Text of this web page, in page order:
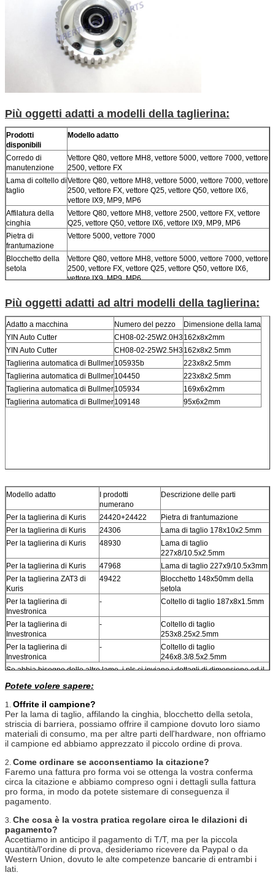
Più oggetti adatti a modelli della taglierina:
Prodotti
disponibili
Modello adatto
Corredo di
manutenzione
Vettore Q80, vettore MH8, vettore 5000, vettore 7000, vettore
2500, vettore FX
Lama di coltello di
taglio
Vettore Q80, vettore MH8, vettore 5000, vettore 7000, vettore
2500, vettore FX, vettore Q25, vettore Q50, vettore IX6,
vettore IX9, MP9, MP6
Affilatura della
cinghia
Vettore Q80, vettore MH8, vettore 2500, vettore FX, vettore
Q25, vettore Q50, vettore IX6, vettore IX9, MP9, MP6
Pietra di
frantumazione
Vettore 5000, vettore 7000
Blocchetto della
setola
Vettore Q80, vettore MH8, vettore 5000, vettore 7000, vettore
2500, vettore FX, vettore Q25, vettore Q50, vettore IX6,
vettore IX9, MP9, MP6
Più oggetti adatti ad altri modelli della taglierina:
Adatto a macchina Numero del pezzo
Dimensione della lama
YIN Auto Cutter
CH08-02-25W2.0H3162x8x2mm
YIN Auto Cutter
CH08-02-25W2.5H3162x8x2.5mm
Taglierina automatica di Bullmer105935b
223x8x2.5mm
Taglierina automatica di Bullmer104450
223x8x2.5mm
Taglierina automatica di Bullmer105934
169x6x2mm
Taglierina automatica di Bullmer109148 95x6x2mm
Modello adatto
I prodotti
numerano
Descrizione delle parti
Per la taglierina di Kuris 24420+24422
Pietra di frantumazione
Per la taglierina di Kuris
24306
Lama di taglio 178x10x2.5mm
Per la taglierina di Kuris
48930
Lama di taglio
227x8/10.5x2.5mm
Per la taglierina di Kuris
47968
Lama di taglio 227x9/10.5x3mm
Per la taglierina ZAT3 di
Kuris
49422
Blocchetto 148x50mm della
setola
Per la taglierina di
Investronica
- Coltello di taglio 187x8x1.5mm
Per la taglierina di
Investronica
-
Coltello di taglio
253x8.25x2.5mm
Per la taglierina di
Investronica
-
Coltello di taglio
246x8.3/8.5x2.5mm
Se abbia bisogno delle altre lame, i pls ci inviano i dettagli di dimensione ed il
citare voi.
Potete volere sapere:
1. Offrite il campione?
Per la lama di taglio, affilando la cinghia, blocchetto della setola,
striscia di barriera, possiamo offrire il campione dovuto loro siamo
materiali di consumo, ma per altre parti dell'hardware, non offriamo
il campione ed abbiamo apprezzato il piccolo ordine di prova.
2. Come ordinare se acconsentiamo la citazione?
Faremo una fattura pro forma voi se ottenga la vostra conferma
circa la citazione e abbiamo compreso ogni i dettagli sulla fattura
pro forma, in modo da potete sistemare di conseguenza il
pagamento.
3. Che cosa è la vostra pratica regolare circa le dilazioni di
pagamento?
Accettiamo in anticipo il pagamento di T/T, ma per la piccola
quantità/l'ordine di prova, desideriamo ricevere da Paypal o da
Western Union, dovuto le alte competenze bancarie di entrambi i
lati.